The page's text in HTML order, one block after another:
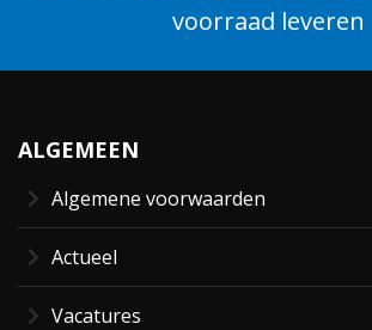
voorraad leveren
ALGEMEEN
Algemene voorwaarden
Actueel
Vacatures